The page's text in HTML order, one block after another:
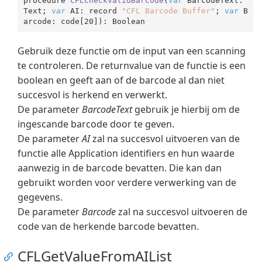
Text; var AI: record "CFL Barcode Buffer" ; var B
arcode: code[ 20 ]
Gebruik deze functie om de input van een scanning
te controleren. De returnvalue van de functie is een
boolean en geeft aan of de barcode al dan niet
succesvol is herkend en verwerkt.
De parameterBarcodeTextgebruik je hierbij om de
ingescande barcode door te geven.
De parameterAIzal na succesvol uitvoeren van de
functie alle Application identifiers en hun waarde
aanwezig in de barcode bevatten. Die kan dan
gebruikt worden voor verdere verwerking van de
gegevens.
De parameterBarcodezal na succesvol uitvoeren de
code van de herkende barcode bevatten.
CFLGetValueFromAIList